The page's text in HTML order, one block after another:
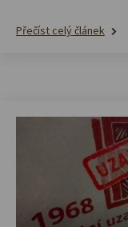
Přečíst celý článek